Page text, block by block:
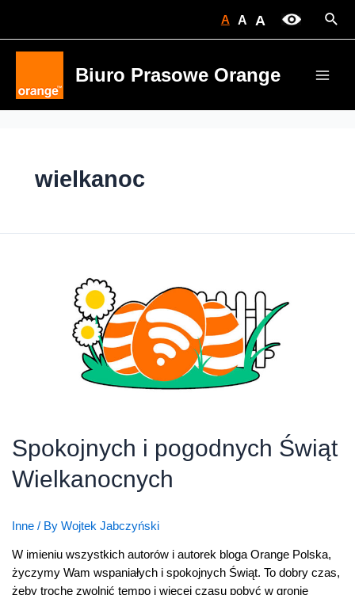
A A A
Biuro Prasowe Orange
wielkanoc
Spokojnych i pogodnych Świąt
Wielkanocnych
Inne/ By Wojtek Jabczyński
W imieniu wszystkich autorów i autorek bloga Orange Polska,
życzymy Wam wspaniałych i spokojnych Świąt. To dobry czas,
żeby trochę zwolnić tempo i więcej czasu pobyć w gronie